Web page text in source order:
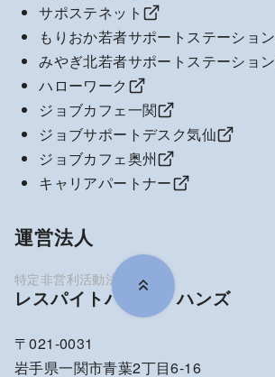
サポステネット
もりおか若者サポートステーション
みやぎ北若者サポートステーション
ハローワーク
ジョブカフェ一関
ジョブサポートデスク気仙
ジョブカフェ奥州
キャリアパートナー
運営法人
レスパイトハウス・ハンズ
〒021-0031
岩手県一関市青葉2丁目6-16